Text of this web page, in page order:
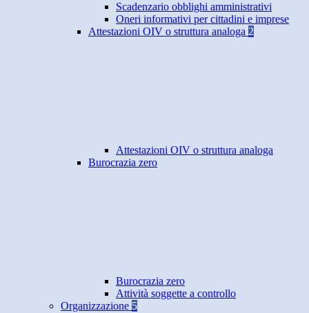
Scadenzario obblighi amministrativi
Oneri informativi per cittadini e imprese
Attestazioni OIV o struttura analoga 2
Attestazioni OIV o struttura analoga
Burocrazia zero
Burocrazia zero
Attività soggette a controllo
Organizzazione 5